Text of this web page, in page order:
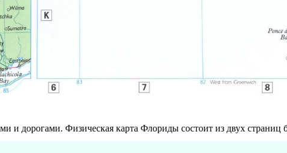
и дорогами. Физическая карта Флориды состоит из двух страниц